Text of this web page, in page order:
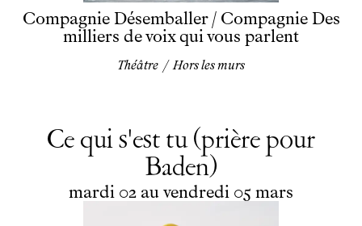
Compagnie Désemballer / Compagnie Des
milliers de voix qui vous parlent
Théâtre / Hors les murs
Ce qui s'est tu (prière pour
Baden)
du
mardi
mardi 02 au au
vendredi
vendredi 05 mars
mars